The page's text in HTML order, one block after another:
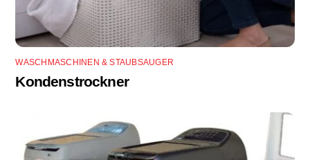
WASCHMASCHINEN & STAUBSAUGER
Kondenstrockner